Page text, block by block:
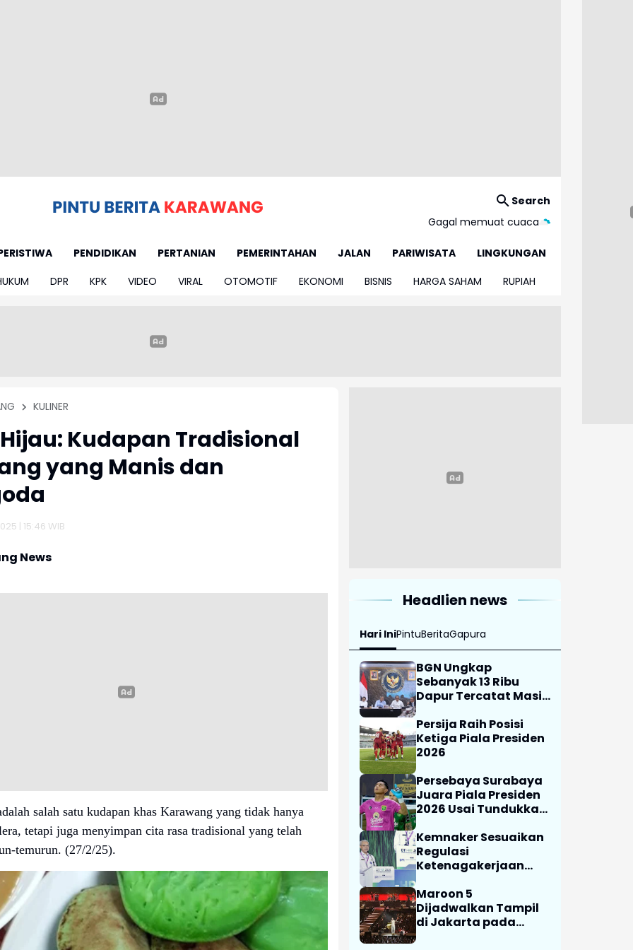
Search
Gagal memuat cuaca
PENDIDIKAN PERTANIAN PEMERINTAHAN JALAN PARIWISATA
LINGKUNGAN
DPR KPK VIDEO VIRAL OTOMOTIF EKONOMI BISNIS HARGA SAHAM RUPIAH
KULINER
Kudapan Tradisional
yang Manis dan
| 15:46 WIB
News
salah satu kudapan khas Karawang yang tidak hanya
tetapi juga menyimpan cita rasa tradisional yang telah
temurun. (27/2/25).
Headlien news
Hari IniPintuBeritaGapura
BGN Ungkap
Sebanyak 13 Ribu
Dapur Tercatat Masih
Berbagai Tahapan
Verifikasi dan Belum
Seluruhnya Siap
Persija Raih Posisi
Ketiga Piala Presiden
2026
Persebaya Surabaya
Juara Piala Presiden
2026 Usai Tundukkan
Adu Penalti
Kemnaker Sesuaikan
Regulasi
Ketenagakerjaan
Dunia Kerja
Maroon 5
Dijadwalkan Tampil
di Jakarta pada